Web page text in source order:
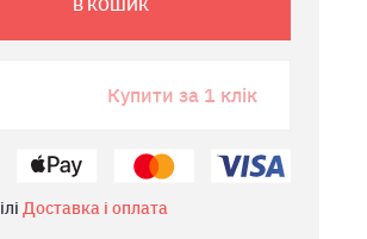
В КОШИК
Купити за 1 клік
Доставка і оплата